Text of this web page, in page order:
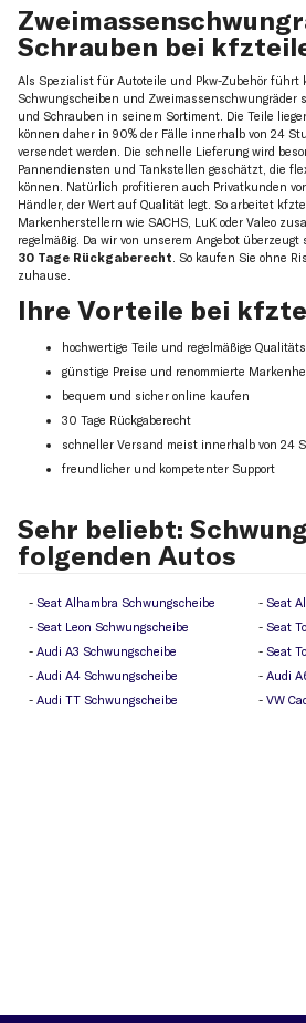
Schrauben bei
Als Spezialist für Autoteile und Pkw-Zubehör führt
Schwungscheiben und Zweimassenschwungräder
und Schrauben in seinem Sortiment. Die Teile
können daher in 90% der Fälle innerhalb von 24
versendet werden. Die schnelle Lieferung wird
Pannendiensten und Tankstellen geschätzt, die
können. Natürlich profitieren auch Privatkunden
Händler, der Wert auf Qualität legt. So arbeitet
Markenherstellern wie SACHS, LuK oder Valeo
regelmäßig. Da wir von unserem Angebot
30 Tage Rückgaberecht . So kaufen Sie ohne
zuhause.
Ihre Vorteile bei
hochwertige Teile und regelmäßige
günstige Preise und renommierte
bequem und sicher online kaufen
30 Tage Rückgaberecht
schneller Versand meist innerhalb von 24
freundlicher und kompetenter Support
Sehr beliebt:
folgenden Autos
Seat Alhambra Schwungscheibe
Seat
Seat Leon Schwungscheibe
Seat
Audi A3 Schwungscheibe
Seat
Audi A4 Schwungscheibe
Audi
Audi TT Schwungscheibe
VW